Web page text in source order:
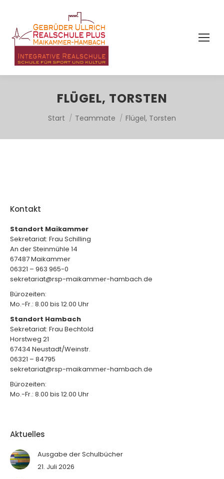
FLÜGEL, TORSTEN
Sie befinden sich hier:
Start Teammate Flügel, Torsten
Kontakt
Standort Maikammer
Sekretariat: Frau Schilling
An der Steinmühle 14
67487 Maikammer
06321 – 963 965-0
sekretariat@rsp-maikammer-hambach.de
Bürozeiten:
Mo.-Fr.: 8.00 bis 12.00 Uhr
Standort Hambach
Sekretariat: Frau Bechtold
Horstweg 21
67434 Neustadt/Weinstr.
06321 – 84795
sekretariat@rsp-maikammer-hambach.de
Bürozeiten:
Mo.-Fr.: 8.00 bis 12.00 Uhr
Aktuelles
Ausgabe der Schulbücher
21. Juli 2026